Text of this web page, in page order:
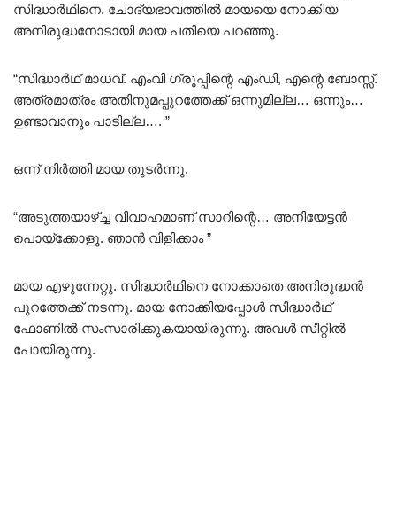
സിദ്ധാർഥിനെ. ചോദ്യഭാവത്തിൽ മായയെ നോക്കിയ
അനിരുദ്ധനോടായി മായ പതിയെ പറഞ്ഞു.
“സിദ്ധാർഥ് മാധവ്. എംവി ഗ്രൂപ്പിന്റെ എംഡി, എന്റെ ബോസ്സ്.
അത്രമാത്രം അതിനുമപ്പുറത്തേക്ക് ഒന്നുമില്ല… ഒന്നും…
ഉണ്ടാവാനും പാടില്ല…. ”
ഒന്ന് നിർത്തി മായ തുടർന്നു.
“അടുത്തയാഴ്ച്ച വിവാഹമാണ് സാറിന്റെ… അനിയേട്ടൻ
പൊയ്ക്കോളൂ. ഞാൻ വിളിക്കാം ”
മായ എഴുന്നേറ്റു. സിദ്ധാർഥിനെ നോക്കാതെ അനിരുദ്ധൻ
പുറത്തേക്ക് നടന്നു. മായ നോക്കിയപ്പോൾ സിദ്ധാർഥ്‌
ഫോണിൽ സംസാരിക്കുകയായിരുന്നു. അവൾ സീറ്റിൽ
പോയിരുന്നു.